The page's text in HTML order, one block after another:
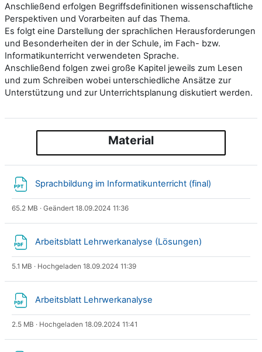
Anschließend erfolgen Begriffsdefinitionen wissenschaftliche
Perspektiven und Vorarbeiten auf das Thema.
Es folgt eine Darstellung der sprachlichen Herausforderungen
und Besonderheiten der in der Schule, im Fach- bzw.
Informatikunterricht verwendeten Sprache.
Anschließend folgen zwei große Kapitel jeweils zum Lesen
und zum Schreiben wobei unterschiedliche Ansätze zur
Unterstützung und zur Unterrichtsplanung diskutiert werden.
Material
Sprachbildung im Informatikunterricht (final)
65.2 MB · Geändert 18.09.2024 11:36
Arbeitsblatt Lehrwerkanalyse (Lösungen)
5.1 MB · Hochgeladen 18.09.2024 11:39
Arbeitsblatt Lehrwerkanalyse
2.5 MB · Hochgeladen 18.09.2024 11:41